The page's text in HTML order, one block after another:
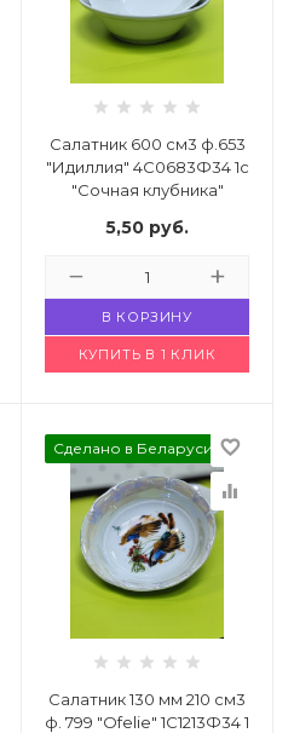
Салатник 600 см3 ф.653
"Идиллия" 4С0683Ф34 1с
"Сочная клубника"
5,50 руб.
В КОРЗИНУ
КУПИТЬ В 1 КЛИК
Сделано в Беларуси favorite_border
equalizer
Салатник 130 мм 210 см3
ф. 799 "Ofelie" 1С1213Ф34 1